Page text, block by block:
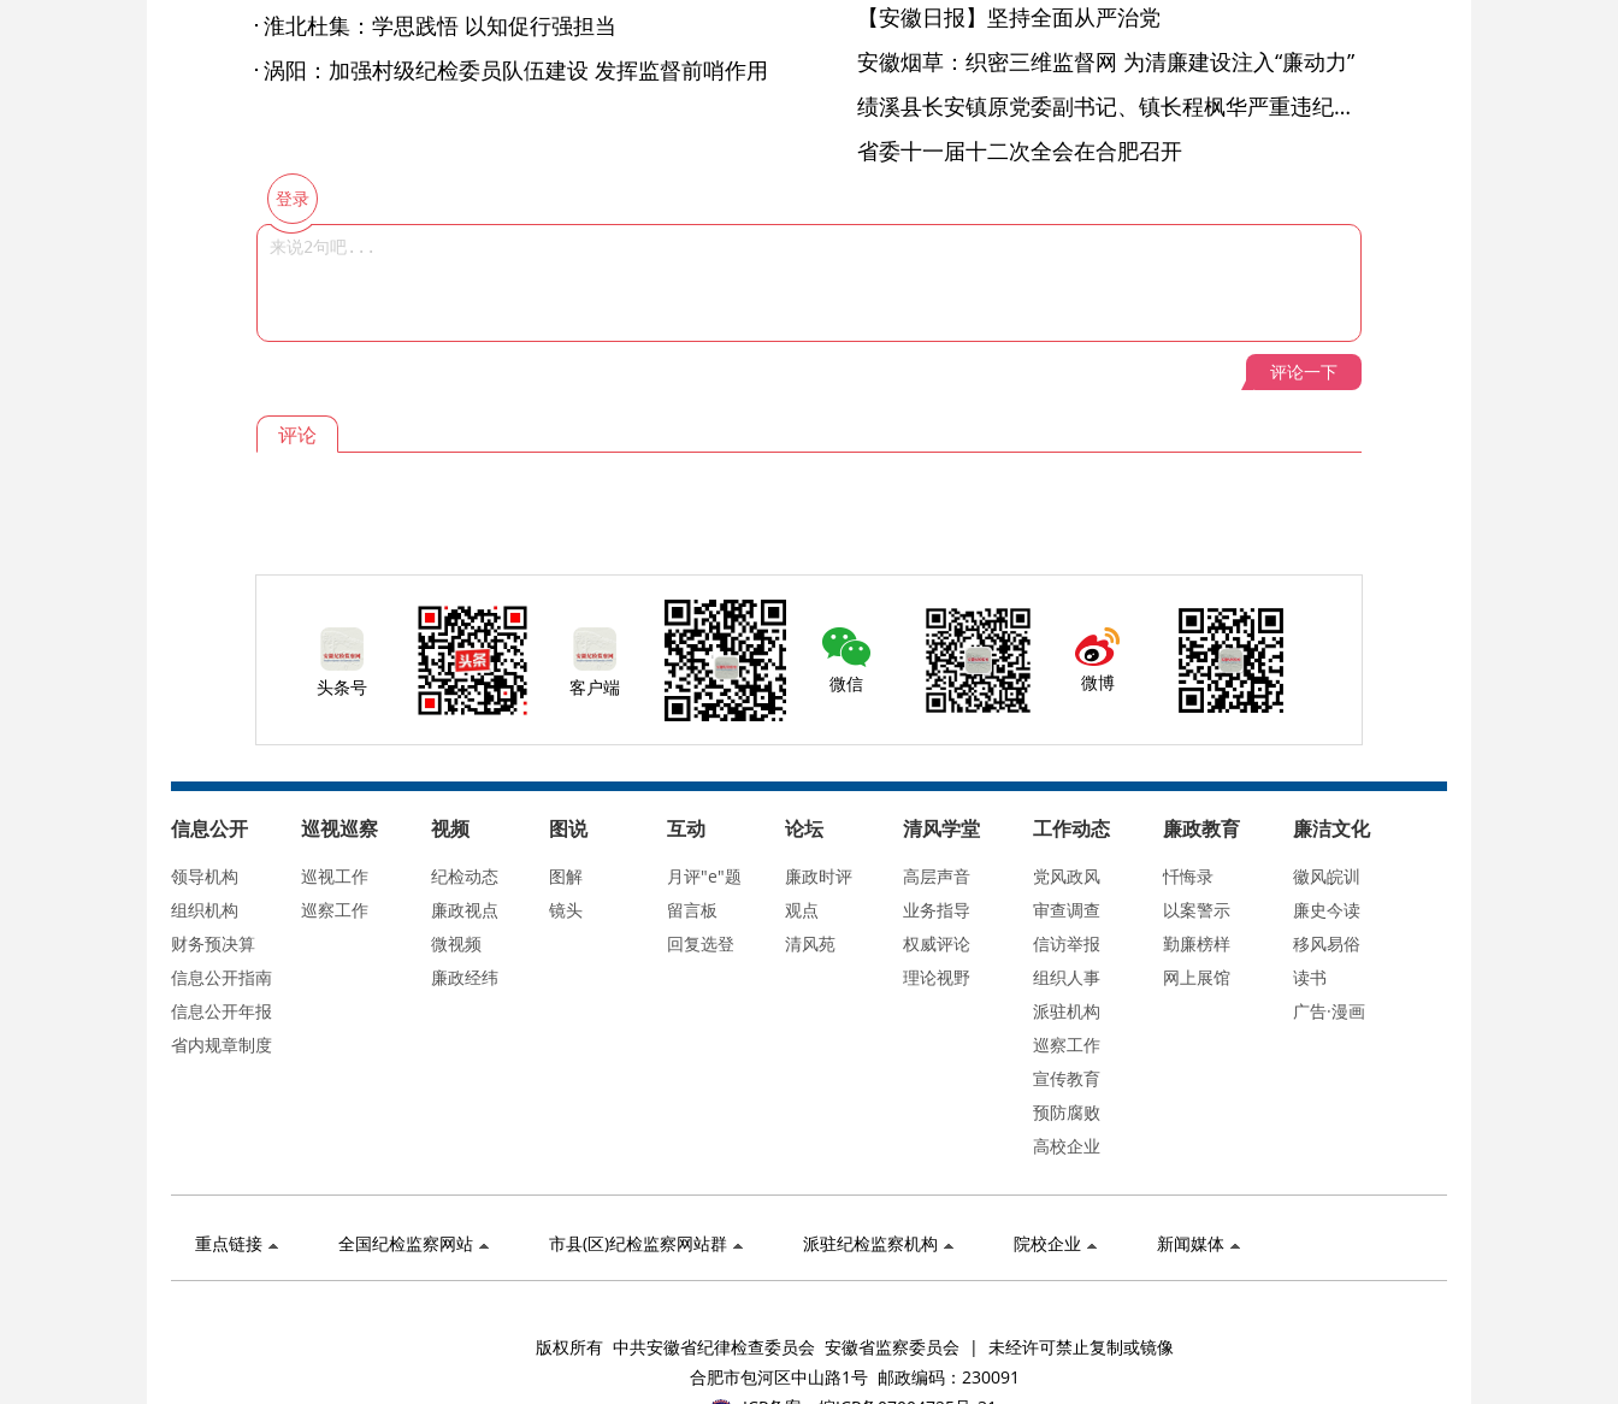
淮北杜集：学思践悟 以知促行强担当
涡阳：加强村级纪检委员队伍建设 发挥监督前哨作用
【安徽日报】坚持全面从严治党
安徽烟草：织密三维监督网 为清廉建设注入“廉动力”
绩溪县长安镇原党委副书记、镇长程枫华严重违纪违法被开除党籍和公职
省委十一届十二次全会在合肥召开
登录
评论一下
评论
头条号 客户端 微信 微博
信息公开
领导机构
组织机构
财务预决算
信息公开指南
信息公开年报
省内规章制度
巡视巡察
巡视工作
巡察工作
视频
纪检动态
廉政视点
微视频
廉政经纬
图说
图解
镜头
互动
月评"e"题
留言板
回复选登
论坛
廉政时评
观点
清风苑
清风学堂
高层声音
业务指导
权威评论
理论视野
工作动态
党风政风
审查调查
信访举报
组织人事
派驻机构
巡察工作
宣传教育
预防腐败
高校企业
廉政教育
忏悔录
以案警示
勤廉榜样
网上展馆
廉洁文化
徽风皖训
廉史今读
移风易俗
读书
广告·漫画
重点链接 全国纪检监察网站 市县(区)纪检监察网站群 派驻纪检监察机构 院校企业 新闻媒体
版权所有 中共安徽省纪律检查委员会 安徽省监察委员会 | 未经许可禁止复制或镜像
合肥市包河区中山路1号 邮政编码：230091